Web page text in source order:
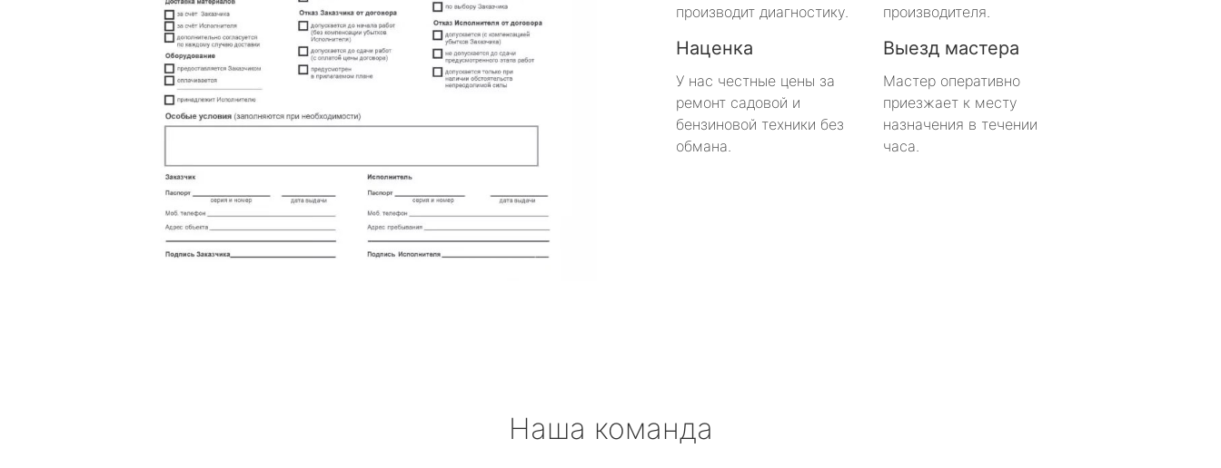
производит диагностику.
производителя.
Наценка
У нас честные цены за
ремонт садовой и
бензиновой техники без
обмана.
Выезд мастера
Мастер оперативно
приезжает к месту
назначения в течении
часа.
Наша команда